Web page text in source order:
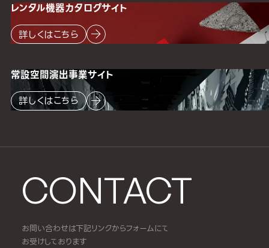
CONTACT
お問い合わせは下記リンクからフォームにて
お受けしております
レンタル機器カタログサイト
詳しくはこちら
常設空間演出事業サイト
詳しくはこちら